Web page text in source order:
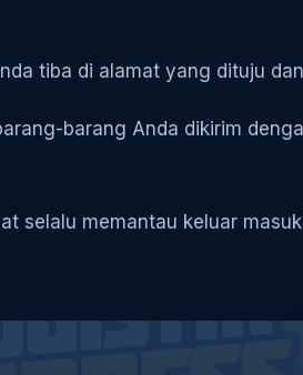
tiba di alamat yang dituju
barang Anda dikirim
selalu memantau keluar